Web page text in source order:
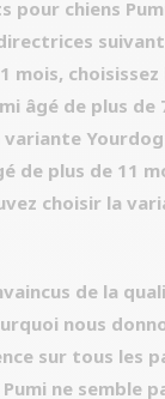
pour chiens
mois,
âgé de plus de
Yourdog
de plus de 11
choisir la
de la
nous
sur tous les
ne semble